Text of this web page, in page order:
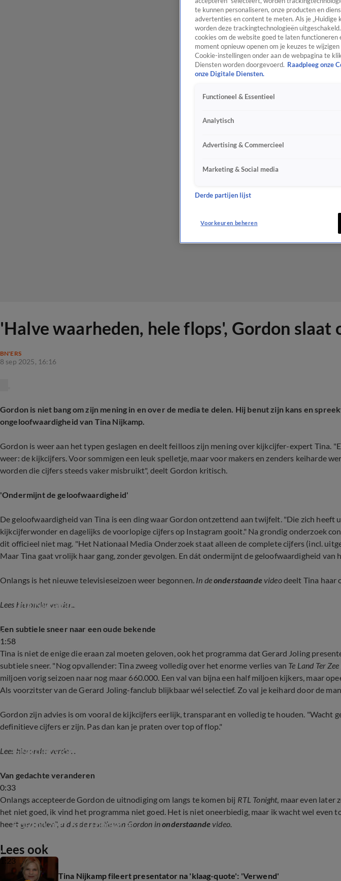
'Halve waarheden, hele flops', Gordon slaat
BN'ERS
8 sep 2025, 16:16
Gordon is niet bang om zijn mening in en over de media te delen. Hij benut zijn kans en
ongeloofwaardigheid van Tina Nijkamp.
Gordon is weer aan het typen geslagen en deelt feilloos zijn mening over kijkcijfer-expert Tina.
weer: de kijkcijfers. Voor sommigen een leuk spelletje, maar voor makers en zenders keiharde
worden die cijfers steeds vaker misbruikt", deelt Gordon kritisch.
'Ondermijnt de geloofwaardigheid'
De geloofwaardigheid van Tina is een ding waar Gordon ontzettend aan twijfelt. "Die zich heeft
kijkcijferwonder en dagelijks de voorlopige cijfers op Instagram gooit." Na grondig onderzoek
dit officieel niet mag. "Het Nationaal Media Onderzoek staat alleen de complete cijfers (incl.
Maar Tina gaat vrolijk haar gang, zonder gevolgen. En dát ondermijnt de geloofwaardigheid van
Onlangs is het nieuwe televisieseizoen weer begonnen.In deonderstaande videodeelt Tina haar
Lees hieronder verder...
1:58
Tina Nijkamp over kijkcijfers 'mega-maandag', dreun voor RTL Tonight
Een subtiele sneer naar een oude bekende
Tina is niet de enige die eraan zal moeten geloven, ook het programma dat Gerard Joling
subtiele sneer. "Nog opvallender: Tina zweeg volledig over het enorme verlies van Te Land Ter
miljoen vorig seizoen naar nog maar 660.000. Een val van bijna een half miljoen kijkers, maar
Als voorzitster van de Gerard Joling-fanclub blijkbaar wél selectief. Zo val je keihard door de
Gordon zijn advies is om vooral de kijkcijfers eerlijk, transparant en volledig te houden. "Wacht
definitieve cijfers er zijn. Pas dan kan je praten over top of flop."
Lees hieronder verder...
0:33
Gebruikt Gordon AI voor zijn tv-recensies?
Van gedachte veranderen
Onlangs accepteerde Gordon de uitnodiging om langs te komen bij RTL Tonight, maar even later
het niet goed, ik vind het programma niet goed. Het is niet oneerbiedig, maar ik wacht wel even
heeft gevonden", aldus de reactie van Gordon inonderstaande video.
1:23
Gordon zegt RTL Tonight af
Lees ook
Tina Nijkamp fileert presentator na 'klaag-quote': 'Verwend'
te kunnen personaliseren, onze producten en
advertenties en content te meten. Als je
worden deze trackingtechnologieën
cookies om de website goed te laten
moment opnieuw openen om je keuzes te
Cookie-instellingen onder aan de webpagina te
Diensten worden doorgevoerd. Raadpleeg onze
onze Digitale Diensten.
Functioneel & Essentieel
Analytisch
Advertising & Commercieel
Marketing & Social media
Derde partijen lijst
Voorkeuren beheren